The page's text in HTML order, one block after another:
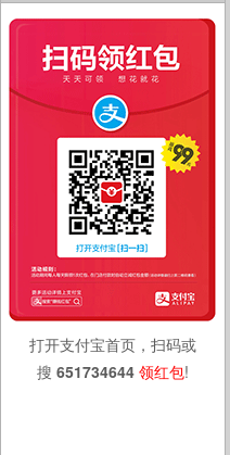
打开支付宝首页，扫码或
搜 651734644 领红包!